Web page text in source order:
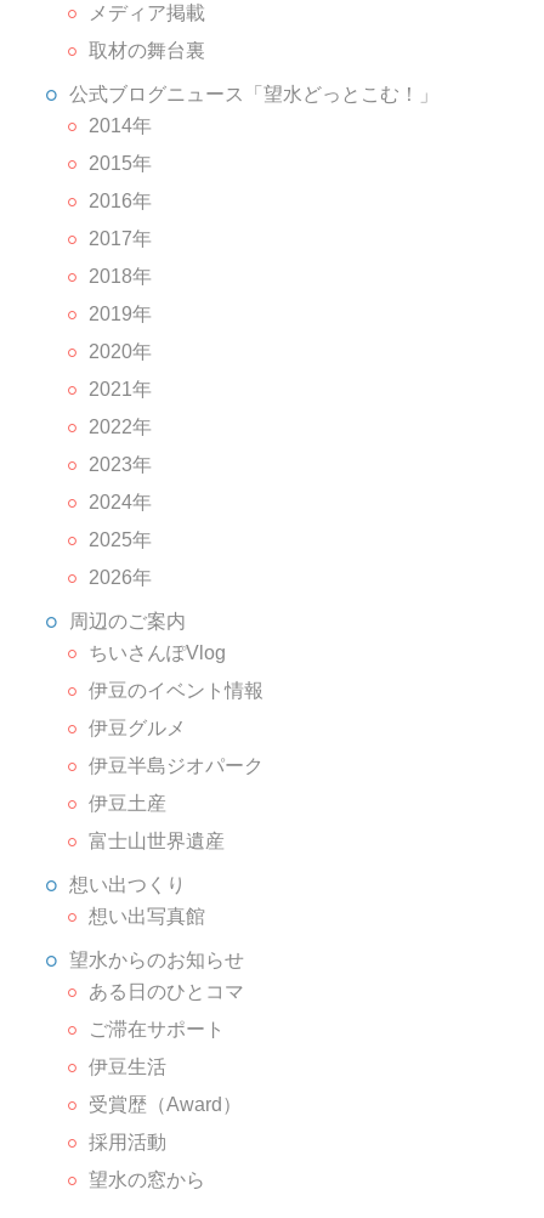
メディア掲載
取材の舞台裏
公式ブログニュース「望水どっとこむ！」
2014年
2015年
2016年
2017年
2018年
2019年
2020年
2021年
2022年
2023年
2024年
2025年
2026年
周辺のご案内
ちいさんぽVlog
伊豆のイベント情報
伊豆グルメ
伊豆半島ジオパーク
伊豆土産
富士山世界遺産
想い出つくり
想い出写真館
望水からのお知らせ
ある日のひとコマ
ご滞在サポート
伊豆生活
受賞歴（Award）
採用活動
望水の窓から